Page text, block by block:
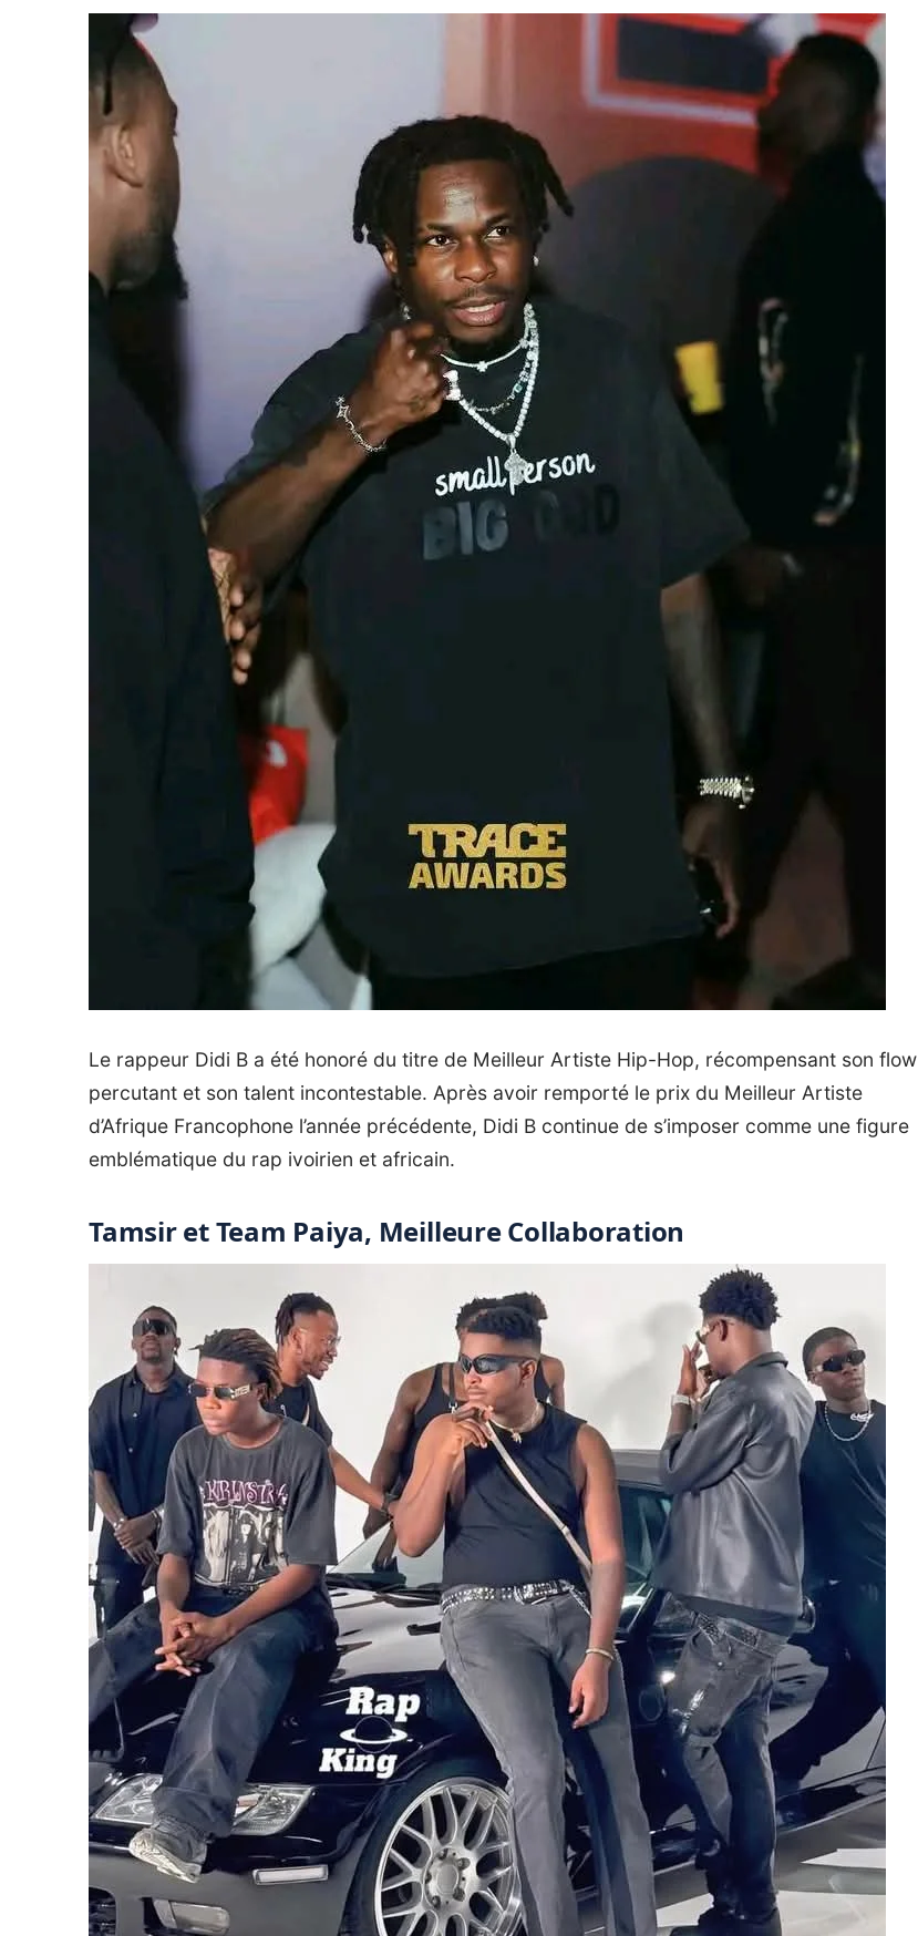
Le rappeur Didi B a été honoré du titre de Meilleur Artiste Hip-Hop, récompensant son flow
percutant et son talent incontestable. Après avoir remporté le prix du Meilleur Artiste
d’Afrique Francophone l’année précédente, Didi B continue de s’imposer comme une figure
emblématique du rap ivoirien et africain.
Tamsir et Team Paiya, Meilleure Collaboration